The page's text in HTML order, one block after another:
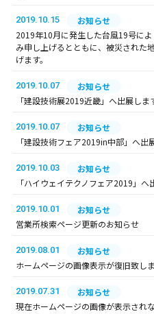
2019.10.15
お知らせ
2019年10月に発生した台風19号に
み申し上げるとともに、被災された
げます。
2019.10.07
お知らせ
「建設技術展2019近畿」へ出展しま
2019.10.07
お知らせ
「建設技術フェア2019in中部」へ出
2019.10.03
お知らせ
「ハイウェイテクノフェア2019」へ
2019.10.01
お知らせ
営業所検索ページ更新のお知らせ
2019.08.01
お知らせ
ホームページの画像表示が復旧致しま
2019.07.31
お知らせ
現在ホームページの画像が表示され